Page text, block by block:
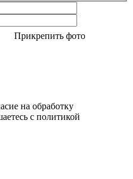
Прикрепить фото
на обработку
с политикой